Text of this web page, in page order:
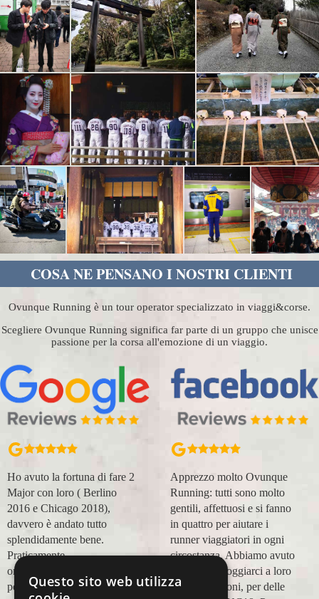
COSA NE PENSANO I NOSTRI CLIENTI
Ovunque Running è un tour operator specializzato in viaggi&corse.
Scegliere Ovunque Running significa far parte di un gruppo che unisce
passione per la corsa all'emozione di un viaggio.
Apprezzo molto Ovunque
Running: tutti sono molto
gentili, affettuosi e si fanno
in quattro per aiutare i
runner viaggiatori in ogni
circostanza. Abbiamo avuto
modo di appoggiarci a loro
in più occasioni, per delle
Organizzazione perfetta,
accompagnatori super
(Massimo e Anna). Prima
esperienza con voi molto
positiva! Alla prossima e
grazie!
Lara Buranti
Questo sito web utilizza